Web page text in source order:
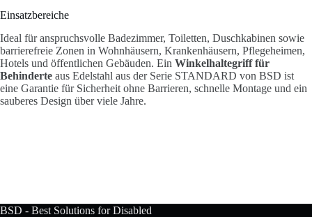
Einsatzbereiche
Ideal für anspruchsvolle Badezimmer, Toiletten, Duschkabinen sowie
barrierefreie Zonen in Wohnhäusern, Krankenhäusern, Pflegeheimen,
Hotels und öffentlichen Gebäuden. Ein Winkelhaltegriff für
Behinderte aus Edelstahl aus der Serie STANDARD von BSD ist
eine Garantie für Sicherheit ohne Barrieren, schnelle Montage und ein
sauberes Design über viele Jahre.
BSD - Best Solutions for Disabled